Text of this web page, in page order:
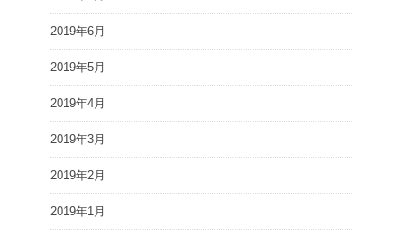
2019年6月
2019年5月
2019年4月
2019年3月
2019年2月
2019年1月